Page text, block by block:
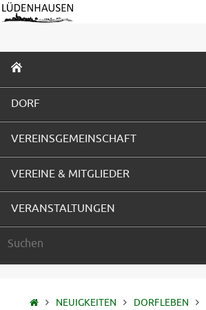
Zum
Inhalt
INHALT
SPRINGEN
DORF
VEREINSGEMEINSCHAFT
VEREINE & MITGLIEDER
VERANSTALTUNGEN
STARTSEITE
NEUIGKEITEN DORFLEBEN